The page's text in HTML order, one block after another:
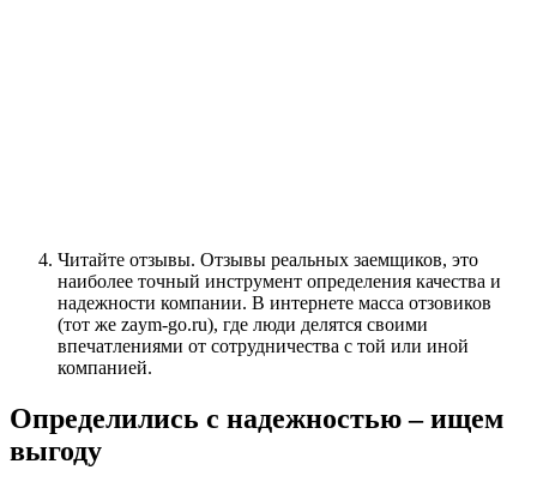
Читайте отзывы. Отзывы реальных заемщиков, это
наиболее точный инструмент определения качества и
надежности компании. В интернете масса отзовиков
(тот же zaym-go.ru), где люди делятся своими
впечатлениями от сотрудничества с той или иной
компанией.
Определились с надежностью – ищем
выгоду